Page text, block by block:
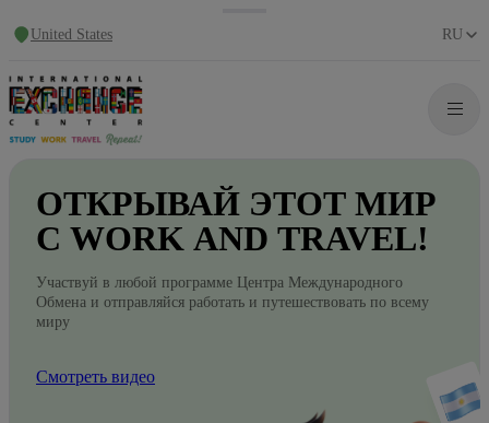
United States RU
ОТКРЫВАЙ ЭТОТ МИР
С WORK AND TRAVEL!
Участвуй в любой программе Центра Международного
Обмена и отправляйся работать и путешествовать по всему
миру
Смотреть видео